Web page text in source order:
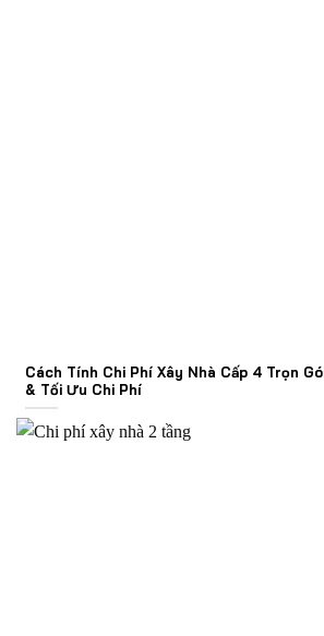
Cách Tính Chi Phí Xây Nhà Cấp 4 Trọn
& Tối Ưu Chi Phí